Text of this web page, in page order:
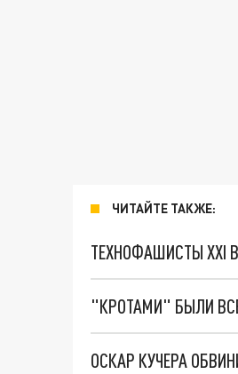
ЧИТАЙТЕ ТАКЖЕ:
ТЕХНОФАШИСТЫ XXI
"КРОТАМИ" БЫЛИ
ОСКАР КУЧЕРА